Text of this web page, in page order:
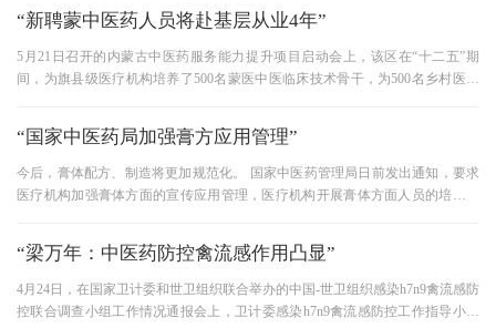
“新聘蒙中医药人员将赴基层从业4年”
5月21日召开的内蒙古中医药服务能力提升项目启动会上，该区在“十二五”期
间，为旗县级医疗机构培养了500名蒙医中医临床技术骨干，为500名乡村医生
“国家中医药局加强膏方应用管理”
今后，膏体配方、制造将更加规范化。 国家中医药管理局日前发出通知，要求
医疗机构加强膏体方面的宣传应用管理，医疗机构开展膏体方面人员的培训与
“梁万年：中医药防控禽流感作用凸显”
4月24日，在国家卫计委和世卫组织联合举办的中国-世卫组织感染h7n9禽流感防
控联合调查小组工作情况通报会上，卫计委感染h7n9禽流感防控工作指导小组